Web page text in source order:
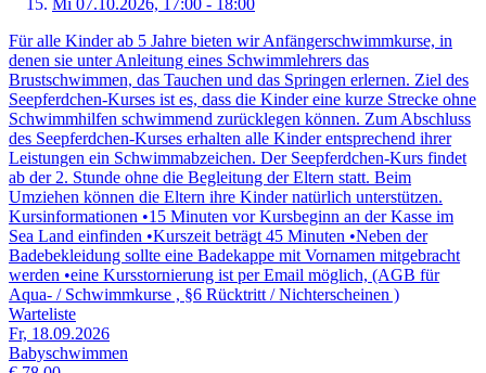
Mi 07.10.2026, 17:00 - 18:00
Für alle Kinder ab 5 Jahre bieten wir Anfängerschwimmkurse, in
denen sie unter Anleitung eines Schwimmlehrers das
Brustschwimmen, das Tauchen und das Springen erlernen. Ziel des
Seepferdchen-Kurses ist es, dass die Kinder eine kurze Strecke ohne
Schwimmhilfen schwimmend zurücklegen können. Zum Abschluss
des Seepferdchen-Kurses erhalten alle Kinder entsprechend ihrer
Leistungen ein Schwimmabzeichen. Der Seepferdchen-Kurs findet
ab der 2. Stunde ohne die Begleitung der Eltern statt. Beim
Umziehen können die Eltern ihre Kinder natürlich unterstützen.
Kursinformationen •15 Minuten vor Kursbeginn an der Kasse im
Sea Land einfinden •Kurszeit beträgt 45 Minuten •Neben der
Badebekleidung sollte eine Badekappe mit Vornamen mitgebracht
werden •eine Kursstornierung ist per Email möglich, (AGB für
Aqua- / Schwimmkurse , §6 Rücktritt / Nichterscheinen )
Warteliste
Fr, 18.09.2026
Babyschwimmen